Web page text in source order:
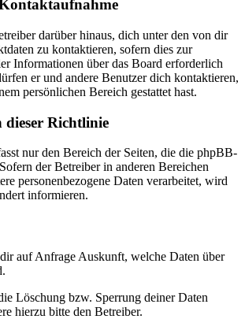
darüber hinaus, dich unter den von dir
zu kontaktieren, sofern dies zur
Informationen über das Board erforderlich
er und andere Benutzer dich kontaktieren,
persönlichen Bereich gestattet hast.
dieser Richtlinie
nur den Bereich der Seiten, die die phpBB-
der Betreiber in anderen Bereichen
personenbezogene Daten verarbeitet, wird
informieren.
auf Anfrage Auskunft, welche Daten über
Löschung bzw. Sperrung deiner Daten
hierzu bitte den Betreiber.